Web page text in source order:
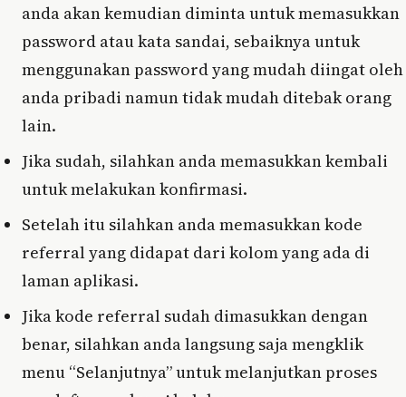
anda akan kemudian diminta untuk memasukkan
password atau kata sandai, sebaiknya untuk
menggunakan password yang mudah diingat oleh
anda pribadi namun tidak mudah ditebak orang
lain.
Jika sudah, silahkan anda memasukkan kembali
untuk melakukan konfirmasi.
Setelah itu silahkan anda memasukkan kode
referral yang didapat dari kolom yang ada di
laman aplikasi.
Jika kode referral sudah dimasukkan dengan
benar, silahkan anda langsung saja mengklik
menu “Selanjutnya” untuk melanjutkan proses